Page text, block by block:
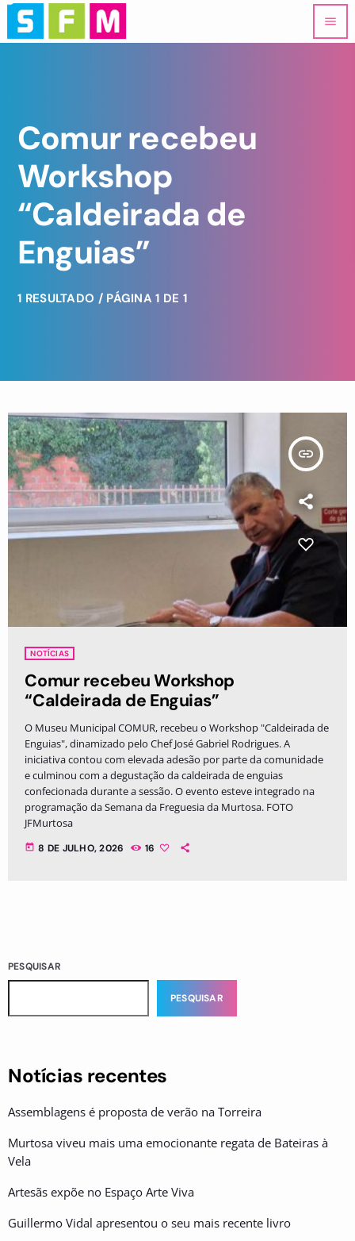
menu
Comur recebeu
Workshop
“Caldeirada de
Enguias”
1 RESULTADO / PÁGINA 1 DE 1
insert_link
NOTÍCIAS
Comur recebeu Workshop
“Caldeirada de Enguias”
O Museu Municipal COMUR, recebeu o Workshop "Caldeirada de
Enguias", dinamizado pelo Chef José Gabriel Rodrigues. A
iniciativa contou com elevada adesão por parte da comunidade
e culminou com a degustação da caldeirada de enguias
confecionada durante a sessão. O evento esteve integrado na
programação da Semana da Freguesia da Murtosa. FOTO
JFMurtosa
today 8 DE JULHO, 2026 16
PESQUISAR
PESQUISAR
Notícias recentes
Assemblagens é proposta de verão na Torreira
Murtosa viveu mais uma emocionante regata de Bateiras à
Vela
Artesãs expõe no Espaço Arte Viva
Guillermo Vidal apresentou o seu mais recente livro